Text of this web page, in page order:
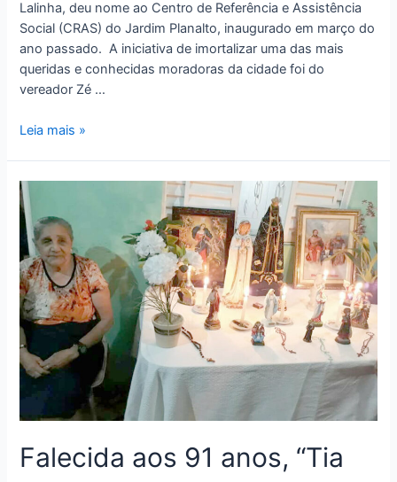
Lalinha, deu nome ao Centro de Referência e Assistência
Social (CRAS) do Jardim Planalto, inaugurado em março do
ano passado. A iniciativa de imortalizar uma das mais
queridas e conhecidas moradoras da cidade foi do
vereador Zé …
Leia mais »
Falecida aos 91 anos, “Tia